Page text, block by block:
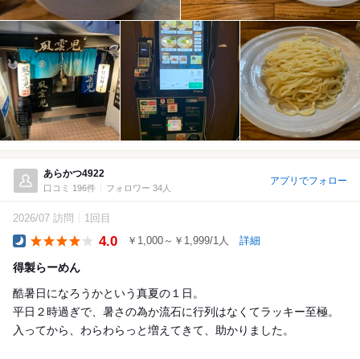
あらかつ4922
口コミ 196件 フォロワー 34人
アプリでフォロー
2026/07 訪問 1回目
4.0 ￥1,000～￥1,999/1人 詳細
得製らーめん
酷暑日になろうかという真夏の１日。
平日２時過ぎで、暑さの為か流石に行列はなくてラッキー至極。
入ってから、わらわらっと増えてきて、助かりました。